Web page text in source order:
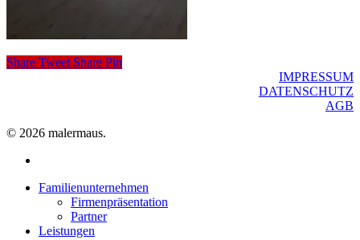
Share Tweet Share Pin
IMPRESSUM
DATENSCHUTZ
AGB
© 2026 malermaus.
Close
Familienunternehmen
Firmenpräsentation
Partner
Leistungen